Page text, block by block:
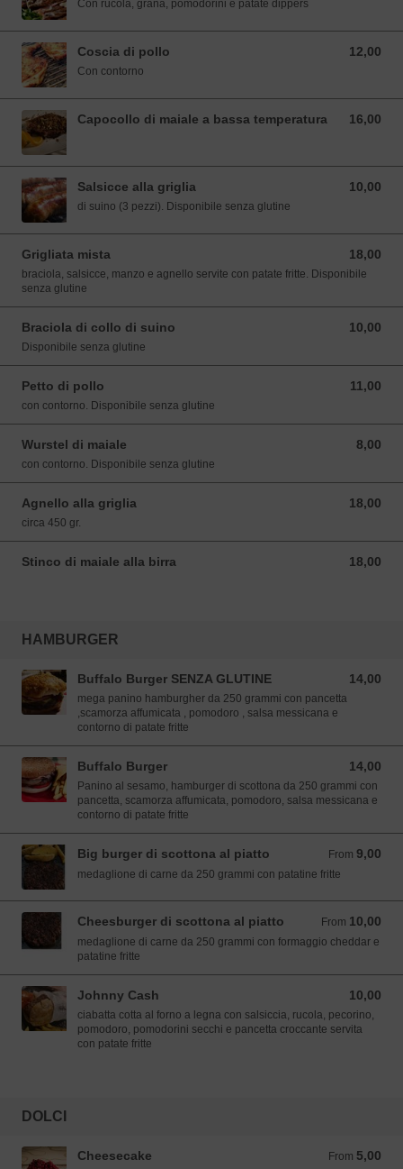
Con rucola, grana, pomodorini e patate dippers
Coscia di pollo 12,00
12,00 EUR
Con contorno
Capocollo di maiale a bassa temperatura 16,00
16,00 EUR
Salsicce alla griglia 10,00
10,00 EUR
di suino (3 pezzi). Disponibile senza glutine
Grigliata mista 18,00
18,00 EUR
braciola, salsicce, manzo e agnello servite con patate fritte. Disponibile
senza glutine
Braciola di collo di suino 10,00
10,00 EUR
Disponibile senza glutine
Petto di pollo 11,00
11,00 EUR
con contorno. Disponibile senza glutine
Wurstel di maiale 8,00
8,00 EUR
con contorno. Disponibile senza glutine
Agnello alla griglia 18,00
18,00 EUR
circa 450 gr.
Stinco di maiale alla birra 18,00
18,00 EUR
HAMBURGER
Buffalo Burger SENZA GLUTINE 14,00
14,00 EUR
mega panino hamburgher da 250 grammi con pancetta
,scamorza affumicata , pomodoro , salsa messicana e
contorno di patate fritte
Buffalo Burger 14,00
14,00 EUR
Panino al sesamo, hamburger di scottona da 250 grammi con
pancetta, scamorza affumicata, pomodoro, salsa messicana e
contorno di patate fritte
Big burger di scottona al piatto From 9,00
From 9,00 EUR
medaglione di carne da 250 grammi con patatine fritte
Cheesburger di scottona al piatto From 10,00
From 10,00 EUR
medaglione di carne da 250 grammi con formaggio cheddar e
patatine fritte
Johnny Cash 10,00
10,00 EUR
ciabatta cotta al forno a legna con salsiccia, rucola, pecorino,
pomodoro, pomodorini secchi e pancetta croccante servita
con patate fritte
DOLCI
Cheesecake From 5,00
From 5,00 EUR